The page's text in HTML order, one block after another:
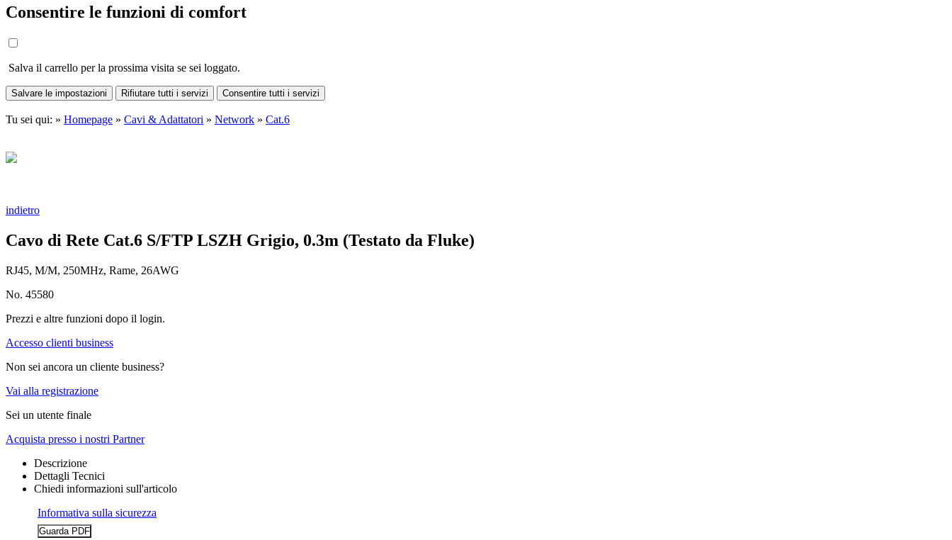
Consentire le funzioni di comfort
Salva il carrello per la prossima visita se sei loggato.
Salvare le impostazioni Rifiutare tutti i servizi Consentire tutti i servizi
Tu sei qui: » Homepage » Cavi & Adattatori » Network » Cat.6
indietro
Cavo di Rete Cat.6 S/FTP LSZH Grigio, 0.3m (Testato da Fluke)
RJ45, M/M, 250MHz, Rame, 26AWG
No. 45580
Prezzi e altre funzioni dopo il login.
Accesso clienti business
Non sei ancora un cliente business?
Vai alla registrazione
Sei un utente finale
Acquista presso i nostri Partner
Descrizione
Dettagli Tecnici
Chiedi informazioni sull'articolo
Informativa sulla sicurezza